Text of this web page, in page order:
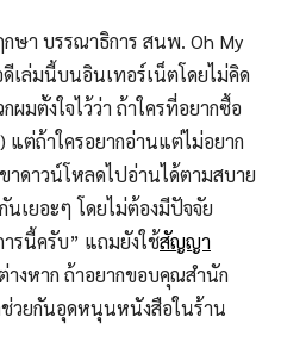
า บรรณาธิการ สนพ. Oh My
เล่มนี้บนอินเทอร์เน็ตโดยไม่คิด
ผมตั้งใจไว้ว่า ถ้าใครที่อยากซื้อ
แต่ถ้าใครอยากอ่านแต่ไม่อยาก
าดาวน์โหลดไปอ่านได้ตามสบาย
นเยอะๆ โดยไม่ต้องมีปัจจัย
ารนี้ครับ” แถมยังใช้สัญญา
างหาก ถ้าอยากขอบคุณสำนัก
วยกันอุดหนุนหนังสือในร้าน